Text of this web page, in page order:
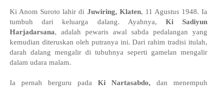
Ki Anom Suroto lahir di Juwiring, Klaten, 11 Agustus 1948. Ia
tumbuh dari keluarga dalang. Ayahnya, Ki Sadiyun
Harjadarsana, adalah pewaris awal sabda pedalangan yang
kemudian diteruskan oleh putranya ini. Dari rahim tradisi itulah,
darah dalang mengalir di tubuhnya seperti gamelan mengalir
dalam udara malam.
Ia pernah berguru pada Ki Nartasabdo, dan menempuh